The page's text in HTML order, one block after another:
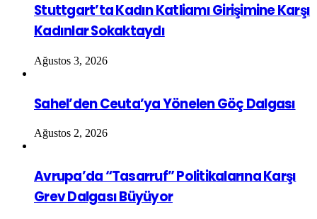
Stuttgart’ta Kadın Katliamı Girişimine Karşı
Kadınlar Sokaktaydı
Ağustos 3, 2026
Sahel’den Ceuta’ya Yönelen Göç Dalgası
Ağustos 2, 2026
Avrupa’da “Tasarruf” Politikalarına Karşı
Grev Dalgası Büyüyor